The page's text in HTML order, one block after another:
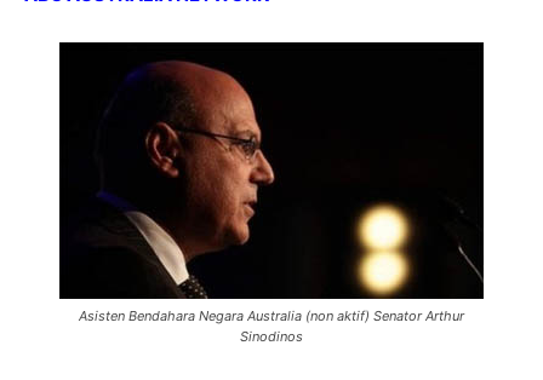
Asisten Bendahara Negara Australia (non aktif) Senator Arthur
Sinodinos